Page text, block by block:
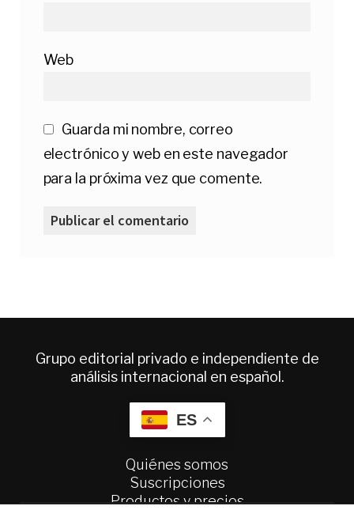
Web
Guarda mi nombre, correo
electrónico y web en este navegador
para la próxima vez que comente.
Grupo editorial privado e independiente de
análisis internacional en español.
ES
Quiénes somos
Suscripciones
Productos y precios